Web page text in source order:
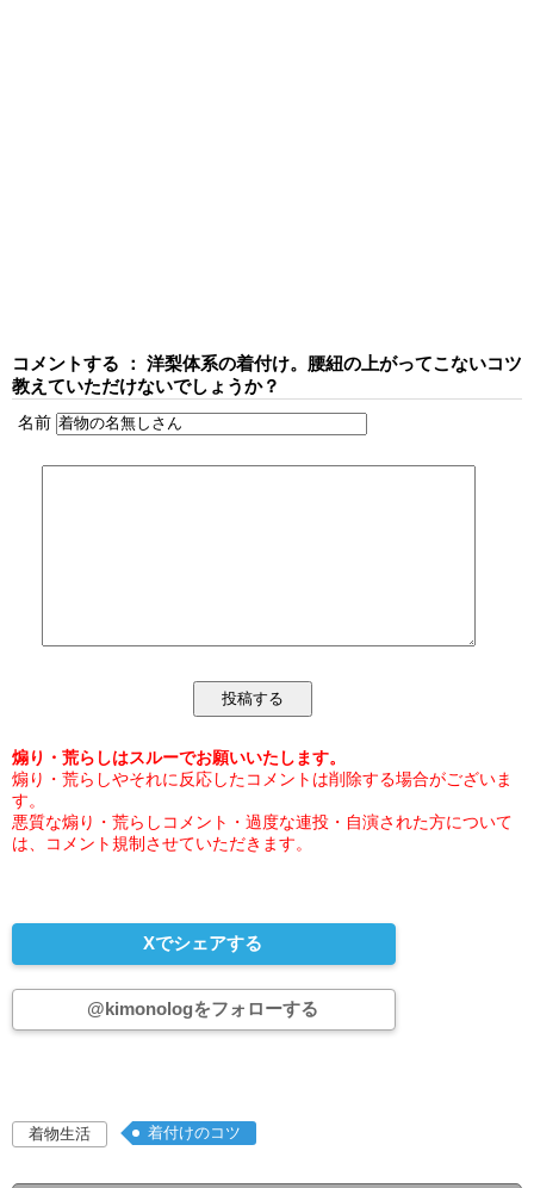
コメントする ： 洋梨体系の着付け。腰紐の上がってこないコツ
教えていただけないでしょうか？
名前
煽り・荒らしはスルーでお願いいたします。
煽り・荒らしやそれに反応したコメントは削除する場合がございま
す。
悪質な煽り・荒らしコメント・過度な連投・自演された方について
は、コメント規制させていただきます。
Xでシェアする
@kimonologをフォローする
着物生活 着付けのコツ